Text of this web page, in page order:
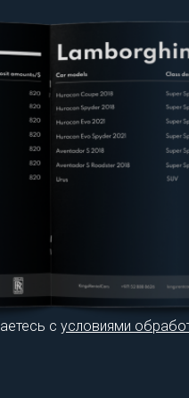
с условиями